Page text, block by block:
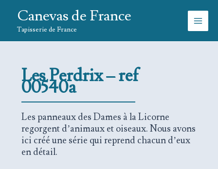
contenu
Canevas de France
Tapisserie de France
Les Perdrix – ref
00540a
Les panneaux des Dames à la Licorne
regorgent d’animaux et oiseaux. Nous avons
ici créé une série qui reprend chacun d’eux
en détail.